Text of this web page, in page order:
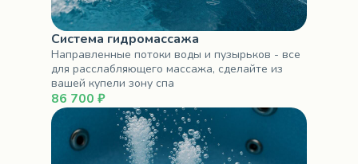
Система гидромассажа
Направленные потоки воды и пузырьков - все
для расслабляющего массажа, сделайте из
вашей купели зону спа
86 700 ₽